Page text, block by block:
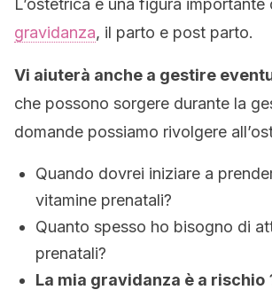
L’ostetrica è una figura importante
gravidanza, il parto e post parto.
Vi aiuterà anche a gestire
che possono sorgere durante la
domande possiamo rivolgere
Quando dovrei iniziare a
vitamine prenatali?
Quanto spesso ho bisogno di
prenatali?
La mia gravidanza è a rischio